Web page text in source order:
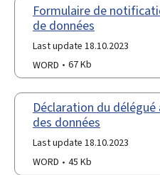
Formulaire de
de données
Last update 18.10.2023
WORD
67 Kb
Déclaration du
des données
Last update 18.10.2023
WORD
45 Kb